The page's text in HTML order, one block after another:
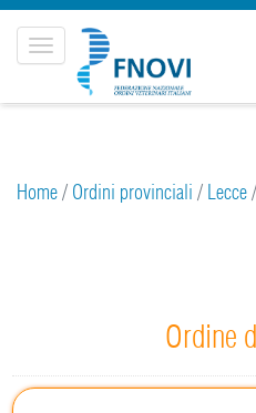
Toggle
navigation
Home/ Ordini provinciali / Lecce/
Ordine